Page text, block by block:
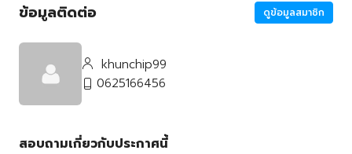
ข้อมูลติดต่อ ดูข้อมูลสมาชิก
khunchip99
0625166456
สอบถามเกี่ยวกับประกาศนี้